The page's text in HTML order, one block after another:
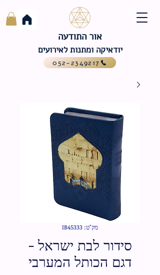
אור התודעה
יודאיקה ומתנות לאירועים
052-2349217
מק"ט: IB45333
סידור לבת ישראל -
דגם הכותל המערבי